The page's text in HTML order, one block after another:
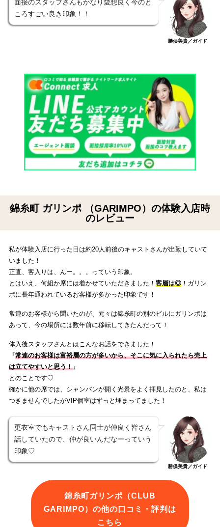
面接のスタッフさんもかなり愛想良く今のと
ころすごい良き印象！！
勝俣美貴／ガイド
錦糸町 ガリンポ （GARIMPO）の体験入店時
のレビュー
私が体験入店に行った日は約20人前後のキャストさんが出勤していて
いました！
正直、客入りは、んー。。。っていう印象。
とはいえ、何組か席には着かせていただきました！ 客層は◎！ガリン
ポに長年通われているお客様が多かった印象です！
常連のお客様から聞いたのが、元々は錦糸町の別のビルにガリンポは
あって、今の場所には数年前に移転してきたんだって！
体入後スタッフさんとはこんなお話をできました！
『常連のお客様は富裕層の方が多いから、そこに気に入られたら売上
は立てやすいと思う！』
とのことです♡
確かに他の席では、シャンパンが開く光景をよく拝見したのと、私は
つきませんでしたがVIP個室はずっと埋まってました！
更衣室でもキャストさん同士が仲良く皆さん
話していたので、仲が良いんだなーっていう
印象♡
勝俣美貴／ガイド
錦糸町ガリンポ（CLUB
GARIMPO）の他の口コミ・評判は
こちら